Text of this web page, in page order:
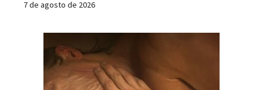
7 de agosto de 2026